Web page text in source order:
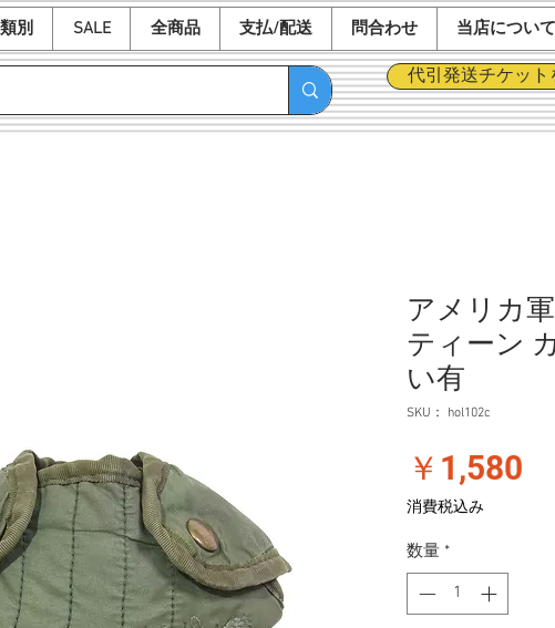
別 SALE 全商品 支払/配送 問合わせ 当店について
代引発送チケッ
アメリカ
ティーン
い有
SKU： hol102c
￥1,580
消費税込み
数量 *